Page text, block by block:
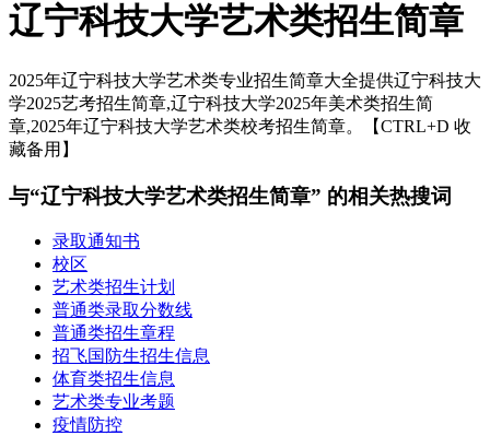
辽宁科技大学艺术类招生简章
2025年辽宁科技大学艺术类专业招生简章大全提供辽宁科技大
学2025艺考招生简章,辽宁科技大学2025年美术类招生简
章,2025年辽宁科技大学艺术类校考招生简章。【CTRL+D 收
藏备用】
与“辽宁科技大学艺术类招生简章” 的相关热搜词
录取通知书
校区
艺术类招生计划
普通类录取分数线
普通类招生章程
招飞国防生招生信息
体育类招生信息
艺术类专业考题
疫情防控